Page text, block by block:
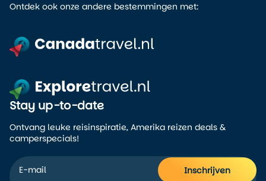
Ontdek ook onze andere bestemmingen met:
Stay up-to-date
Ontvang leuke reisinspiratie, Amerika reizen deals &
camperspecials!
Inschrijven